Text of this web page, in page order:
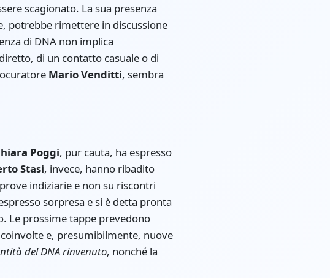
scagionato. La sua presenza
potrebbe rimettere in discussione
di DNA non implica
di un contatto casuale o di
Mario Venditti, sembra
Poggi, pur cauta, ha espresso
Stasi, invece, hanno ribadito
indiziarie e non su riscontri
sorpresa e si è detta pronta
Le prossime tappe prevedono
e, presumibilmente, nuove
del DNA rinvenuto, nonché la